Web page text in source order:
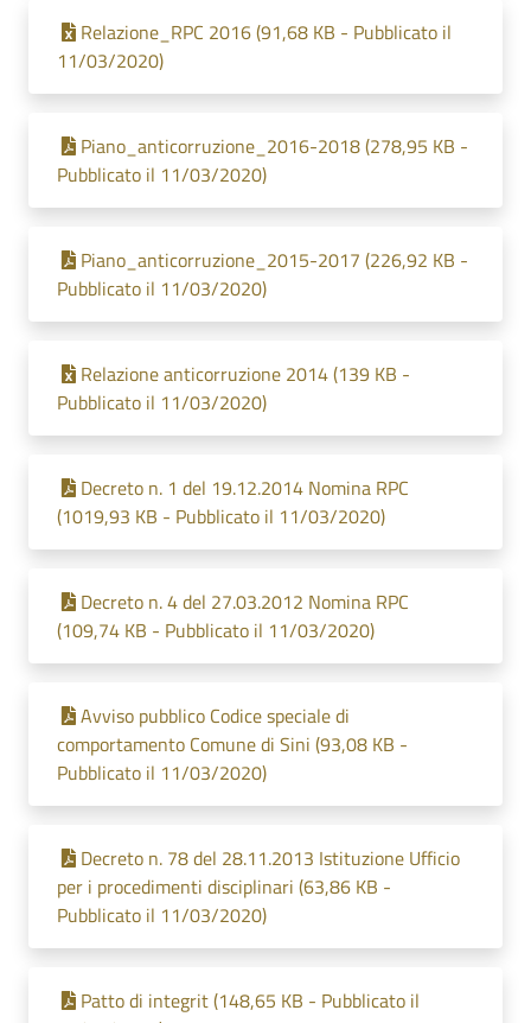
Relazione_RPC 2016 (91,68 KB - Pubblicato il
11/03/2020)
Piano_anticorruzione_2016-2018 (278,95 KB -
Pubblicato il 11/03/2020)
Piano_anticorruzione_2015-2017 (226,92 KB -
Pubblicato il 11/03/2020)
Relazione anticorruzione 2014 (139 KB -
Pubblicato il 11/03/2020)
Decreto n. 1 del 19.12.2014 Nomina RPC
(1019,93 KB - Pubblicato il 11/03/2020)
Decreto n. 4 del 27.03.2012 Nomina RPC
(109,74 KB - Pubblicato il 11/03/2020)
Avviso pubblico Codice speciale di
comportamento Comune di Sini (93,08 KB -
Pubblicato il 11/03/2020)
Decreto n. 78 del 28.11.2013 Istituzione Ufficio
per i procedimenti disciplinari (63,86 KB -
Pubblicato il 11/03/2020)
Patto di integrit (148,65 KB - Pubblicato il